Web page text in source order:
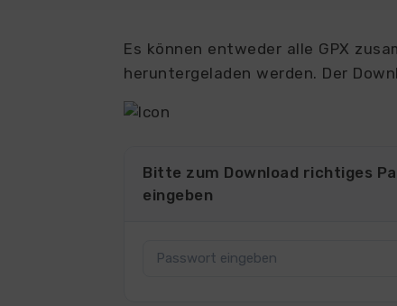
Es können entweder alle GPX
heruntergeladen werden. Der
Bitte zum Download richtiges
eingeben